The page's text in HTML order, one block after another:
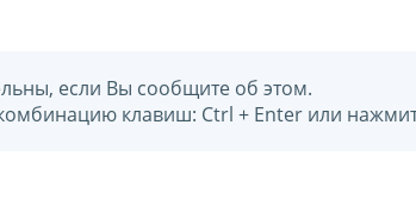
если Вы сообщите об этом.
клавиш: Ctrl + Enter или